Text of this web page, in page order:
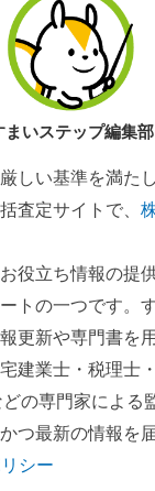
まいステップ編集部
しい基準を満た
査定サイトで、
役立ち情報の提
トの一つです。
更新や専門書を
建業士・税理士
の専門家による
つ最新の情報を
シー